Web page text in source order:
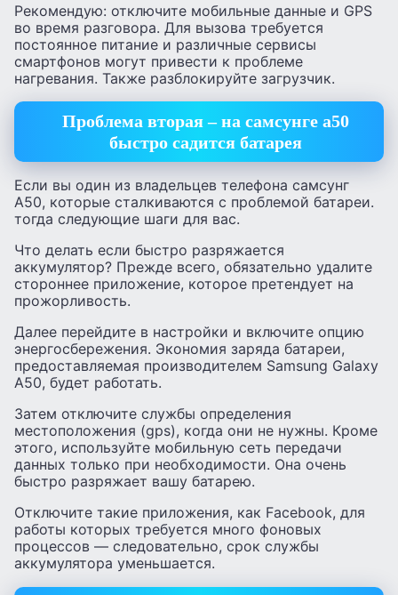
Рекомендую: отключите мобильные данные и GPS
во время разговора. Для вызова требуется
постоянное питание и различные сервисы
смартфонов могут привести к проблеме
нагревания. Также разблокируйте загрузчик.
Проблема вторая – на самсунге а50
быстро садится батарея
Если вы один из владельцев телефона самсунг
А50, которые сталкиваются с проблемой батареи.
тогда следующие шаги для вас.
Что делать если быстро разряжается
аккумулятор? Прежде всего, обязательно удалите
стороннее приложение, которое претендует на
прожорливость.
Далее перейдите в настройки и включите опцию
энергосбережения. Экономия заряда батареи,
предоставляемая производителем Samsung Galaxy
A50, будет работать.
Затем отключите службы определения
местоположения (gps), когда они не нужны. Кроме
этого, используйте мобильную сеть передачи
данных только при необходимости. Она очень
быстро разряжает вашу батарею.
Отключите такие приложения, как Facebook, для
работы которых требуется много фоновых
процессов — следовательно, срок службы
аккумулятора уменьшается.